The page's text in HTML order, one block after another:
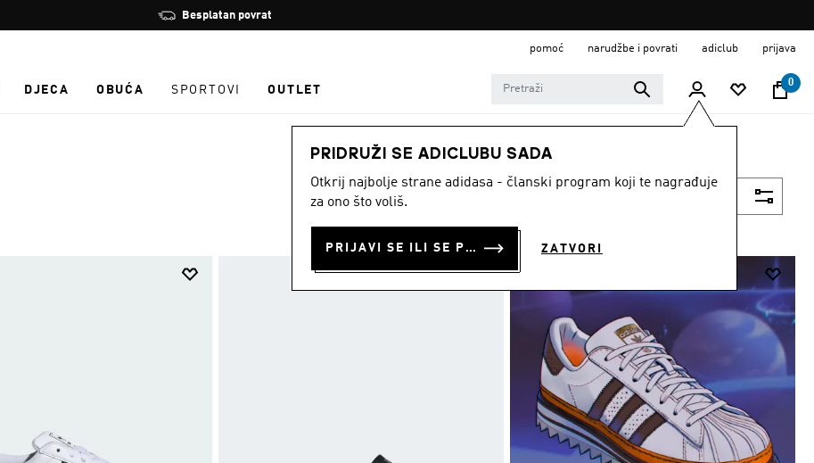
Zaustavi
rotaciju
Besplatan povrat
pomoć narudžbe i povrati adiclub prijava
DJECA OBUĆA SPORTOVI OUTLET
0
PRIDRUŽI SE ADICLUBU SADA
Otkrij najbolje strane adidasa - članski program koji te nagrađuje
za ono što voliš.
PRIJAVI SE ILI SE PRIDRUŽI SADA ZATVORI